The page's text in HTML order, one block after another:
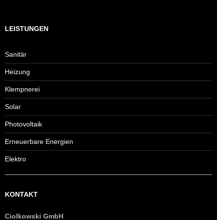
LEISTUNGEN
Sanitär
Heizung
Klempnerei
Solar
Photovoltaik
Erneuerbare Energien
Elektro
KONTAKT
Ciolkowski GmbH